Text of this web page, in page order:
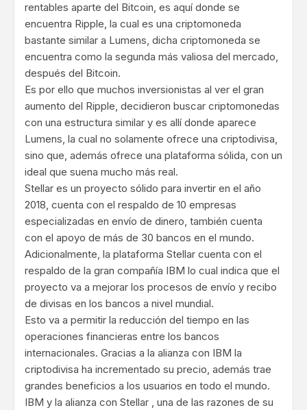
rentables aparte del Bitcoin, es aquí donde se
encuentra Ripple, la cual es una criptomoneda
bastante similar a Lumens, dicha criptomoneda se
encuentra como la segunda más valiosa del mercado,
después del Bitcoin.
Es por ello que muchos inversionistas al ver el gran
aumento del Ripple, decidieron buscar criptomonedas
con una estructura similar y es allí donde aparece
Lumens, la cual no solamente ofrece una criptodivisa,
sino que, además ofrece una plataforma sólida, con un
ideal que suena mucho más real.
Stellar es un proyecto sólido para invertir en el año
2018, cuenta con el respaldo de 10 empresas
especializadas en envío de dinero, también cuenta
con el apoyo de más de 30 bancos en el mundo.
Adicionalmente, la plataforma Stellar cuenta con el
respaldo de la gran compañía IBM lo cual indica que el
proyecto va a mejorar los procesos de envío y recibo
de divisas en los bancos a nivel mundial.
Esto va a permitir la reducción del tiempo en las
operaciones financieras entre los bancos
internacionales. Gracias a la alianza con IBM la
criptodivisa ha incrementado su precio, además trae
grandes beneficios a los usuarios en todo el mundo.
IBM y la alianza con Stellar , una de las razones de su